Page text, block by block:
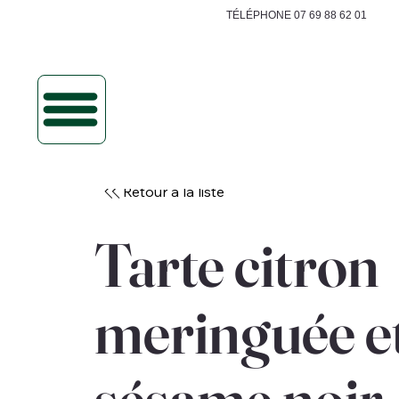
TÉLÉPHONE 07 69 88 62 01
Retour à la liste
Tarte citron
meringuée